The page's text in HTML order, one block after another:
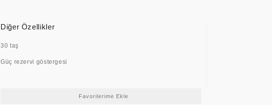
Diğer Özellikler
30 taş
Güç rezervi göstergesi